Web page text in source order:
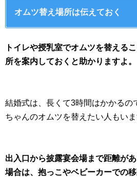
オムツ替え場所は伝えておく
トイレや授乳室でオムツを替える
所を案内しておくと助かりますよ。
結婚式は、長くて3時間はかかるの
ちゃんのオムツを替えたい人もいま
出入口から披露宴会場まで距離が
場合は、抱っこやベビーカーでの